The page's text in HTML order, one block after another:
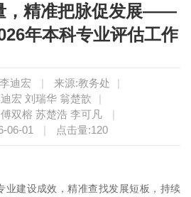
，精准把脉促发展——
年本科专业评估工作
迪宏 | 来源:教务处
|
宏 刘瑞华 翁楚歆
|
双榕 苏楚浩 李可凡
|
06-01
| 点击量:120
业建设成效，精准查找发展短板，持续